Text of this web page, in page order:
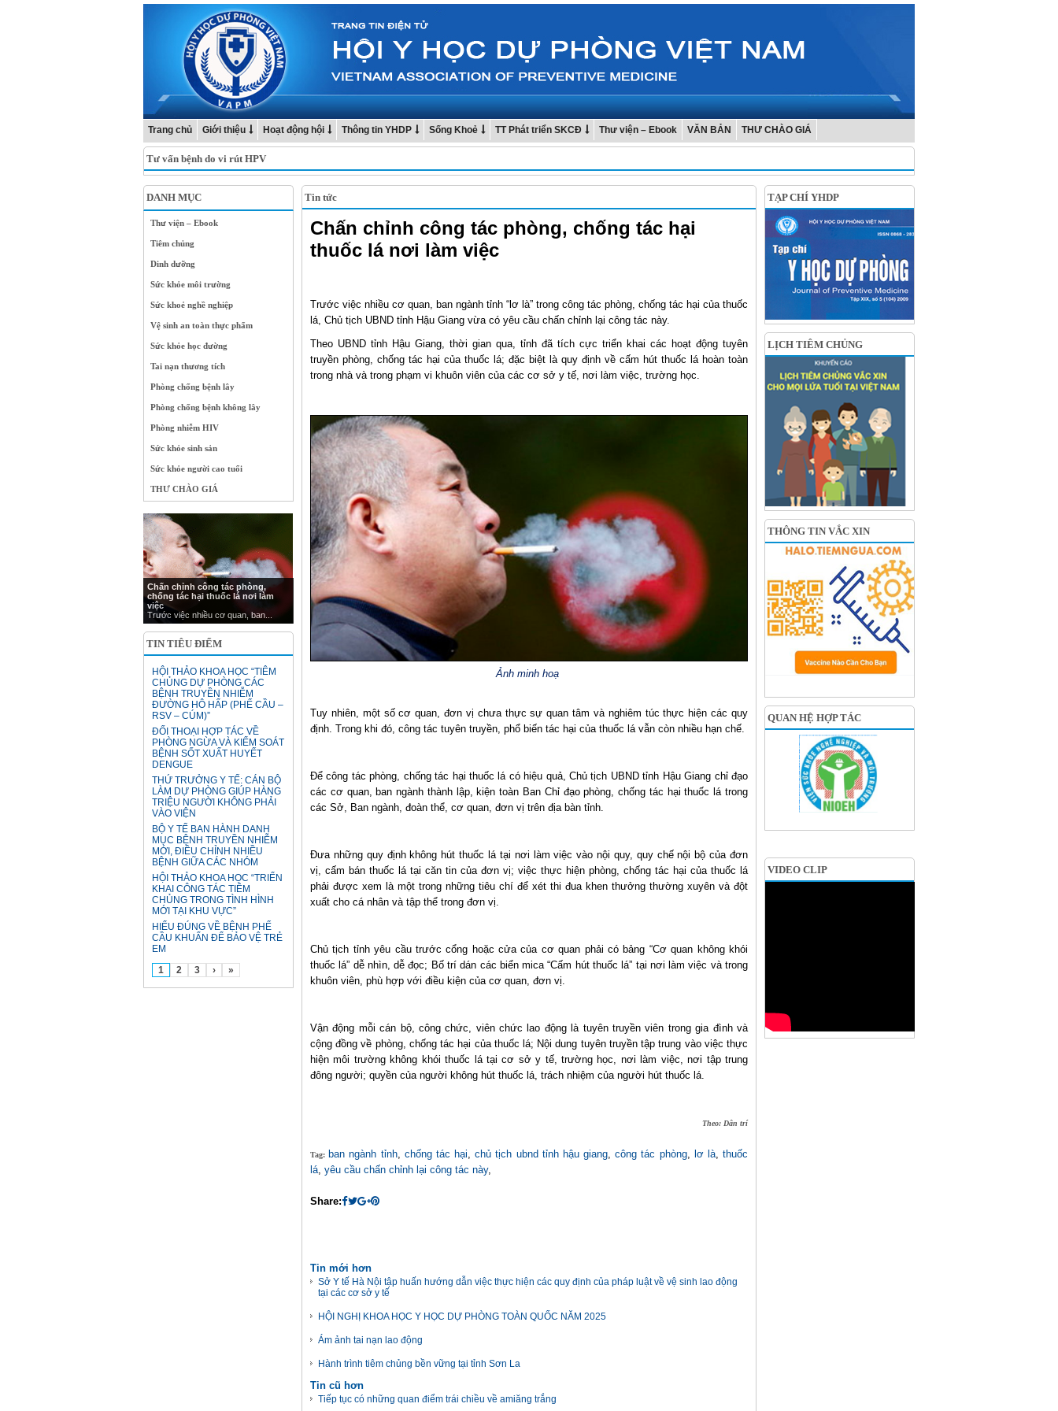
Trang chủ Giới thiệu Hoạt động hội Thông tin YHDP Sống Khoẻ TT Phát triển SKCĐ Thư viện – Ebook VĂN BẢN THƯ CHÀO GIÁ
Tư vấn bệnh do vi rút HPV
DANH MỤC
Thư viện – Ebook
Tiêm chủng
Dinh dưỡng
Sức khỏe môi trường
Sức khoẻ nghề nghiệp
Vệ sinh an toàn thực phẩm
Sức khỏe học đường
Tai nạn thương tích
Phòng chống bệnh lây
Phòng chống bệnh không lây
Phòng nhiễm HIV
Sức khỏe sinh sản
Sức khỏe người cao tuổi
THƯ CHÀO GIÁ
Chấn chỉnh công tác phòng,
chống tác hại thuốc lá nơi làm
việc
Trước việc nhiều cơ quan, ban...
TIN TIÊU ĐIỂM
HỘI THẢO KHOA HỌC “TIÊM
CHỦNG DỰ PHÒNG CÁC
BỆNH TRUYỀN NHIỄM
ĐƯỜNG HÔ HẤP (PHẾ CẦU –
RSV – CÚM)”
ĐỐI THOẠI HỢP TÁC VỀ
PHÒNG NGỪA VÀ KIỂM SOÁT
BỆNH SỐT XUẤT HUYẾT
DENGUE
THỨ TRƯỞNG Y TẾ: CÁN BỘ
LÀM DỰ PHÒNG GIÚP HÀNG
TRIỆU NGƯỜI KHÔNG PHẢI
VÀO VIỆN
BỘ Y TẾ BAN HÀNH DANH
MỤC BỆNH TRUYỀN NHIỄM
MỚI, ĐIỀU CHỈNH NHIỀU
BỆNH GIỮA CÁC NHÓM
HỘI THẢO KHOA HỌC “TRIỂN
KHAI CÔNG TÁC TIÊM
CHỦNG TRONG TÌNH HÌNH
MỚI TẠI KHU VỰC”
HIỂU ĐÚNG VỀ BỆNH PHẾ
CẦU KHUẨN ĐỂ BẢO VỆ TRẺ
EM
1
2 3 › »
Tin tức
Chấn chỉnh công tác phòng, chống tác hại
thuốc lá nơi làm việc
Trước việc nhiều cơ quan, ban ngành tỉnh “lơ là” trong công tác phòng, chống tác hại của thuốc
lá, Chủ tịch UBND tỉnh Hậu Giang vừa có yêu cầu chấn chỉnh lại công tác này.
Theo UBND tỉnh Hậu Giang, thời gian qua, tỉnh đã tích cực triển khai các hoạt động tuyên
truyền phòng, chống tác hại của thuốc lá; đặc biệt là quy định về cấm hút thuốc lá hoàn toàn
trong nhà và trong phạm vi khuôn viên của các cơ sở y tế, nơi làm việc, trường học.
Ảnh minh hoạ
Tuy nhiên, một số cơ quan, đơn vị chưa thực sự quan tâm và nghiêm túc thực hiện các quy
định. Trong khi đó, công tác tuyên truyền, phổ biến tác hại của thuốc lá vẫn còn nhiều hạn chế.
Để công tác phòng, chống tác hại thuốc lá có hiệu quả, Chủ tịch UBND tỉnh Hậu Giang chỉ đạo
các cơ quan, ban ngành thành lập, kiện toàn Ban Chỉ đạo phòng, chống tác hại thuốc lá trong
các Sở, Ban ngành, đoàn thể, cơ quan, đơn vị trên địa bàn tỉnh.
Đưa những quy định không hút thuốc lá tại nơi làm việc vào nội quy, quy chế nội bộ của đơn
vị, cấm bán thuốc lá tại căn tin của đơn vị; việc thực hiện phòng, chống tác hại của thuốc lá
phải được xem là một trong những tiêu chí để xét thi đua khen thưởng thường xuyên và đột
xuất cho cá nhân và tập thể trong đơn vị.
Chủ tịch tỉnh yêu cầu trước cổng hoặc cửa của cơ quan phải có bảng “Cơ quan không khói
thuốc lá” dễ nhìn, dễ đọc; Bố trí dán các biển mica “Cấm hút thuốc lá” tại nơi làm việc và trong
khuôn viên, phù hợp với điều kiện của cơ quan, đơn vị.
Vận động mỗi cán bộ, công chức, viên chức lao động là tuyên truyền viên trong gia đình và
cộng đồng về phòng, chống tác hại của thuốc lá; Nội dung tuyên truyền tập trung vào việc thực
hiện môi trường không khói thuốc lá tại cơ sở y tế, trường học, nơi làm việc, nơi tập trung
đông người; quyền của người không hút thuốc lá, trách nhiệm của người hút thuốc lá.
Theo: Dân trí
Tag: ban ngành tỉnh, chống tác hại,chủ tịch ubnd tỉnh hậu giang,công tác phòng, lơ là,thuốc
lá, yêu cầu chấn chỉnh lại công tác này,
Share:
Tin mới hơn
Sở Y tế Hà Nội tập huấn hướng dẫn việc thực hiện các quy định của pháp luật về vệ sinh lao động
tại các cơ sở y tế
HỘI NGHỊ KHOA HỌC Y HỌC DỰ PHÒNG TOÀN QUỐC NĂM 2025
Ám ảnh tai nạn lao động
Hành trình tiêm chủng bền vững tại tỉnh Sơn La
Tin cũ hơn
Tiếp tục có những quan điểm trái chiều về amiăng trắng
TẠP CHÍ YHDP
LỊCH TIÊM CHỦNG
THÔNG TIN VẮC XIN
QUAN HỆ HỢP TÁC
VIDEO CLIP